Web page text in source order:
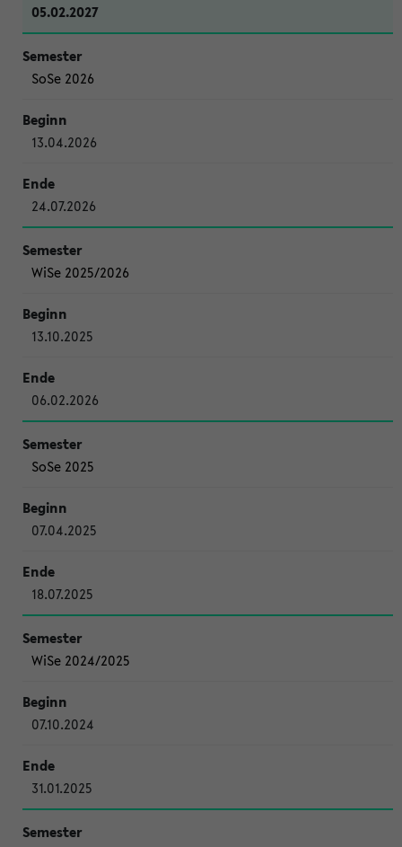
05.02.2027
SoSe 2026
13.04.2026
24.07.2026
WiSe 2025/2026
13.10.2025
06.02.2026
SoSe 2025
07.04.2025
18.07.2025
WiSe 2024/2025
07.10.2024
31.01.2025